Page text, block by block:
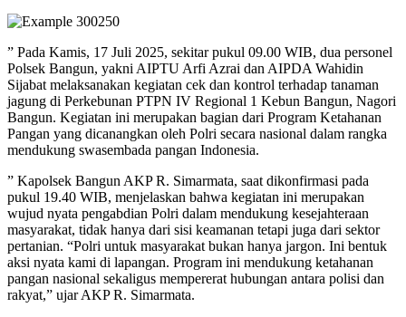
” Pada Kamis, 17 Juli 2025, sekitar pukul 09.00 WIB, dua personel
Polsek Bangun, yakni AIPTU Arfi Azrai dan AIPDA Wahidin
Sijabat melaksanakan kegiatan cek dan kontrol terhadap tanaman
jagung di Perkebunan PTPN IV Regional 1 Kebun Bangun, Nagori
Bangun. Kegiatan ini merupakan bagian dari Program Ketahanan
Pangan yang dicanangkan oleh Polri secara nasional dalam rangka
mendukung swasembada pangan Indonesia.
” Kapolsek Bangun AKP R. Simarmata, saat dikonfirmasi pada
pukul 19.40 WIB, menjelaskan bahwa kegiatan ini merupakan
wujud nyata pengabdian Polri dalam mendukung kesejahteraan
masyarakat, tidak hanya dari sisi keamanan tetapi juga dari sektor
pertanian. “Polri untuk masyarakat bukan hanya jargon. Ini bentuk
aksi nyata kami di lapangan. Program ini mendukung ketahanan
pangan nasional sekaligus mempererat hubungan antara polisi dan
rakyat,” ujar AKP R. Simarmata.